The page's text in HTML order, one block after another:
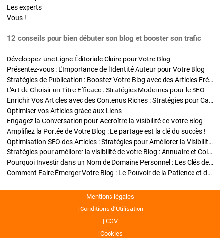
Les experts
Vous !
12 conseils pour bien débuter son blog et booster son trafic
Développez une Ligne Éditoriale Claire pour Votre Blog
Présentez-vous : L'Importance de l'Identité Auteur pour Votre Blog
Stratégies de Publication : Boostez Votre Blog avec des Articles Fréquents et Exclusifs
L'Art de Choisir un Titre Efficace : Stratégies Modernes pour le SEO
Enrichir Vos Articles avec des Contenus Riches : Stratégies pour Captiver et Optimiser
Optimiser vos Articles grâce aux Liens
Engagez la Conversation pour Accroître la Visibilité de Votre Blog
Amplifiez la Portée de Votre Blog : Le partage est la clé du succès !
Optimisation SEO des Articles : Stratégies pour Améliorer la Visibilité de Votre Blog
Stratégies pour améliorer la visibilité de votre Blog : Annuaire et Collaborations
Pourquoi Investir dans un Nom de Domaine Personnel : Les Clés de la Réussite de Votre Blog
Comment Faire Émerger Votre Blog : Le Pouvoir de la Patience et de la Persévérance
Mentions légales
Conditions d’Utilisation
CGV
Cookies